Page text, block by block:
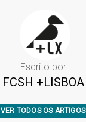
Escrito por
FCSH +LISBOA
VER TODOS OS ARTIGOS